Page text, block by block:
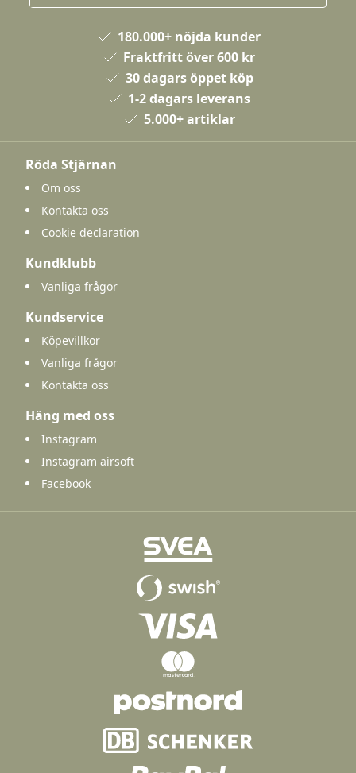
180.000+ nöjda kunder
Fraktfritt över 600 kr
30 dagars öppet köp
1-2 dagars leverans
5.000+ artiklar
Röda Stjärnan
Om oss
Kontakta oss
Cookie declaration
Kundklubb
Vanliga frågor
Kundservice
Köpevillkor
Vanliga frågor
Kontakta oss
Häng med oss
Instagram
Instagram airsoft
Facebook